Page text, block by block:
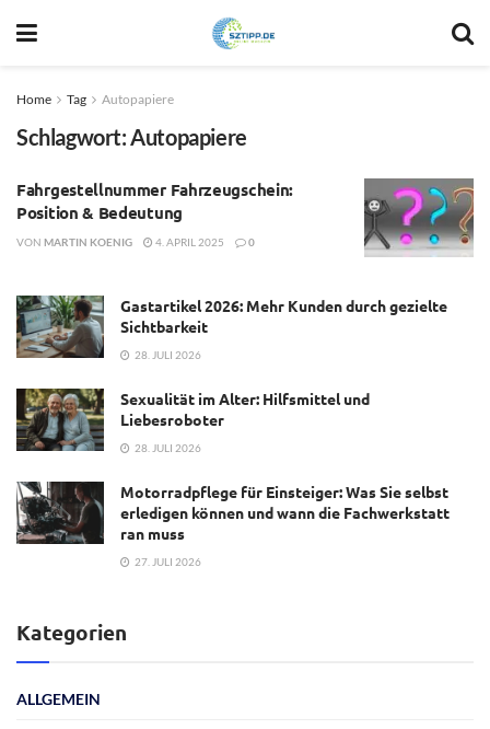
Home Tag Autopapiere
Schlagwort:Autopapiere
Fahrgestellnummer Fahrzeugschein:
Position & Bedeutung
VON MARTIN KOENIG 4. APRIL 2025 0
Gastartikel 2026: Mehr Kunden durch gezielte
Sichtbarkeit
28. JULI 2026
Sexualität im Alter: Hilfsmittel und
Liebesroboter
28. JULI 2026
Motorradpflege für Einsteiger: Was Sie selbst
erledigen können und wann die Fachwerkstatt
ran muss
27. JULI 2026
Kategorien
ALLGEMEIN